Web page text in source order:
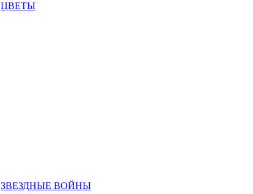
ЦВЕТЫ
ЗВЕЗДНЫЕ ВОЙНЫ